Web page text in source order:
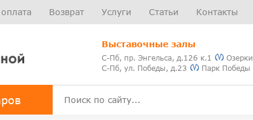
Возврат Услуги Статьи Контакты
Выставочные залы
С-Пб, пр. Энгельса, д.126 к.1
Озерки
С-Пб, ул. Победы, д.23
Парк Победы